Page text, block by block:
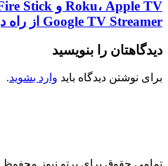
Google TV Streamer از راه دور نیاز دارند
دیدگاهتان را بنویسید
برای نوشتن دیدگاه باید وارد بشوید.